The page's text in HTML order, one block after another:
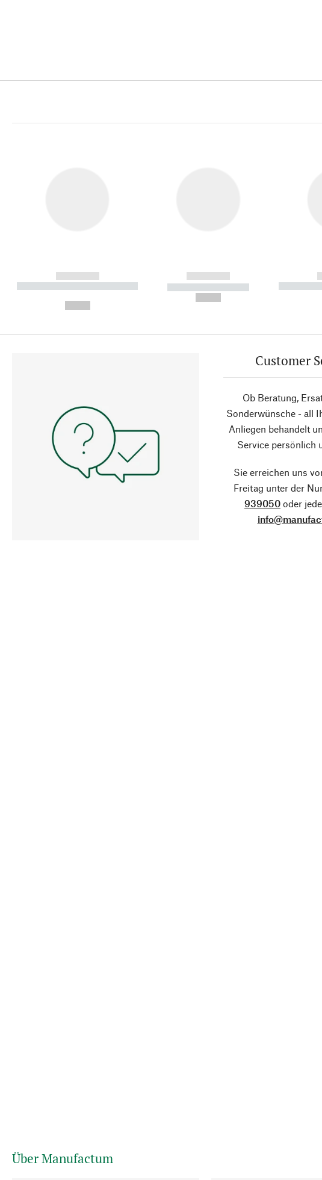
------------
----------- ----------- ----------
------------
----------- -----------
-----------
Customer
Ob Beratung,
Sonderwünsche - all
Anliegen behandelt
Service persönlich
Sie erreichen uns
Freitag unter der
939050 oder
Über Manufactum